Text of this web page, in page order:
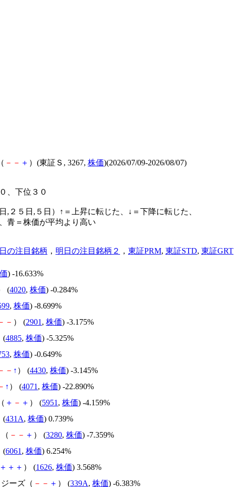
（ － － ＋ ）(東証Ｓ, 3267, 株価)(2026/07/09-2026/08/07)
、下位３０
,２５日,５日）↑＝上昇に転じた、↓＝下降に転じた、
青＝株価が平均より高い
の注目銘柄 ， 明日の注目銘柄２ ， 東証PRM, 東証STD, 東証GRT
) -16.633%
(4020, 株価) -0.284%
, 株価) -8.699%
－ ） (2901 , 株価) -3.175%
(4885, 株価) -5.325%
, 株価) -0.649%
－ ↑ ） (4430, 株価) -3.145%
↑ ） (4071 , 株価) -22.890%
＋ － ＋ ） (5951 , 株価) -4.159%
(431A, 株価) 0.739%
－ － ＋ ） (3280, 株価) -7.359%
(6061 , 株価) 6.254%
＋ ＋ ＋ ） (1626, 株価) 3.568%
ーズ（ － － ＋ ） (339A, 株価) -6.383%